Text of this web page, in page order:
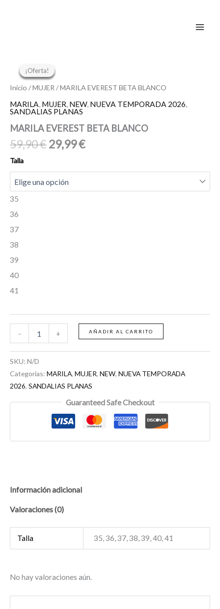
¡Oferta!
Inicio /MUJER / MARILA EVEREST BETA BLANCO
MARILA, MUJER, NEW, NUEVA TEMPORADA 2026,
SANDALIAS PLANAS
MARILA EVEREST BETA BLANCO
59,90€
precio
original
59,90 €.
29,99€
actual
29,99 €.
Talla
35
36
37
38
39
40
41
-
EVEREST
BETA
BLANCO
+ AÑADIR AL CARRITO
SKU: N/D
Categorías: MARILA, MUJER, NEW, NUEVA TEMPORADA
2026, SANDALIAS PLANAS
Guaranteed Safe Checkout
Información adicional
Valoraciones (0)
Talla 35, 36, 37, 38, 39, 40, 41
No hay valoraciones aún.
¡Oferta!
¡Oferta!
era:
75,95 €.
es:
60,76 €.
¡Oferta!
¡Oferta!
era:
119,00 €.
es:
59,50 €.